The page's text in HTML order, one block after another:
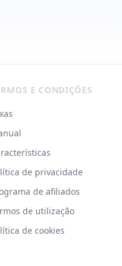
E CONDIÇÕES
de privacidade
de afiliados
de utilização
de cookies